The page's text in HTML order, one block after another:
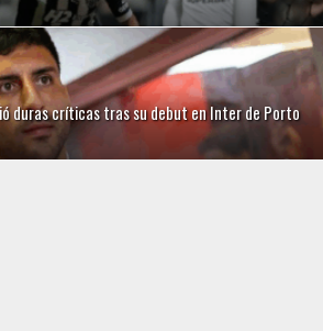
duras críticas tras su debut en Inter de Porto